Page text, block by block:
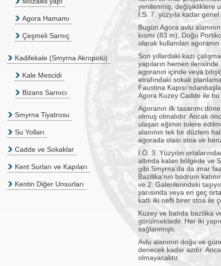
Agora Hamamı
Çeşmeli Sarnıç
Kadifekale (Smyrna Akropolü)
Kale Mescidi
Bizans Sarnıcı
Smyrna Tiyatrosu
Su Yolları
Cadde ve Sokaklar
Kent Surları ve Kapıları
Kentin Diğer Unsurları
yenilenmiş, değişikliklere
İ.S. 7. yüzyıla kadar
Bugün Agora avlu
kısmı (83 m), Doğu
olarak kullanılan
Son yıllardaki kazı
yapıların hemen ilerisinde
agoranın içinde veya
etrafındaki sokak
Faustina
Agora Kuzey Cadde ile
Agoranın ilk tasarımı
olmuş olmalıdır. Ancak
ulaşan eğimin tolere
alanının tek bir düzlem
agorada olası stoa ve
İ.Ö. 3. Yüzyılın
altında kalan bölgede ve
gibi Smyrna’da da imar
Bazilika’nın bodrum
ve 2. Galerilerindeki
yarısında veya en geç
katlı iki nefli birer stoa ile
Kuzey ve batıda bazilika
görülmektedir. Her iki
sağlanmıştı.
Avlu alanının doğu ve
denecek kadar azdır.
olmayacaktır.